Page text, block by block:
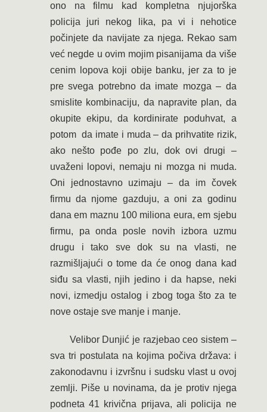
ono na filmu kad kompletna njujorška
policija juri nekog lika, pa vi i nehotice
počinjete da navijate za njega. Rekao sam
već negde u ovim mojim pisanijama da više
cenim lopova koji obije banku, jer za to je
pre svega potrebno da imate mozga – da
smislite kombinaciju, da napravite plan, da
okupite ekipu, da kordinirate poduhvat, a
potom da imate i muda – da prihvatite rizik,
ako nešto pođe po zlu, dok ovi drugi –
uvaženi lopovi, nemaju ni mozga ni muda.
Oni jednostavno uzimaju – da im čovek
firmu da njome gazduju, a oni za godinu
dana em maznu 100 miliona eura, em sjebu
firmu, pa onda posle novih izbora uzmu
drugu i tako sve dok su na vlasti, ne
razmišljajući o tome da će onog dana kad
siđu sa vlasti, njih jedino i da hapse, neki
novi, izmedju ostalog i zbog toga što za te
nove ostaje sve manje i manje.
Velibor Dunjić je razjebao ceo sistem –
sva tri postulata na kojima počiva država: i
zakonodavnu i izvršnu i sudsku vlast u ovoj
zemlji. Piše u novinama, da je protiv njega
podneta 41 krivična prijava, ali policija ne